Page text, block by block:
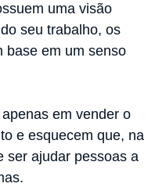
uma visão
seu trabalho, os
base em um senso
em vender o
e esquecem que, na
ser ajudar pessoas a